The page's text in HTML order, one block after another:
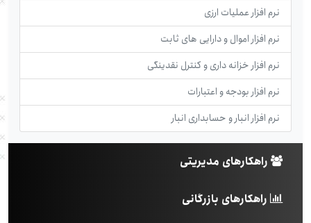
نرم افزار عملیات ارزی
نرم افزار اموال و دارایی های ثابت
نرم افزار خزانه داری و کنترل نقدینگی
نرم افزار بودجه و اعتبارات
نرم افزار انبار و حسابداری انبار
راهکارهای مدیریتی
راهکارهای بازرگانی